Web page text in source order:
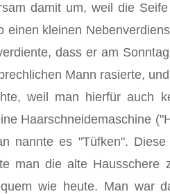
damit um, weil die
kleinen
dass er am
Mann rasierte,
weil man hierfür auch
Haarschneidemaschine
nannte es "Tüfken". Diese
man die alte Haus­schere
wie heute. Man war